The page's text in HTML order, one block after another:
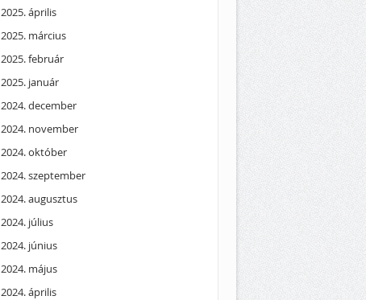
2025. április
2025. március
2025. február
2025. január
2024. december
2024. november
2024. október
2024. szeptember
2024. augusztus
2024. július
2024. június
2024. május
2024. április